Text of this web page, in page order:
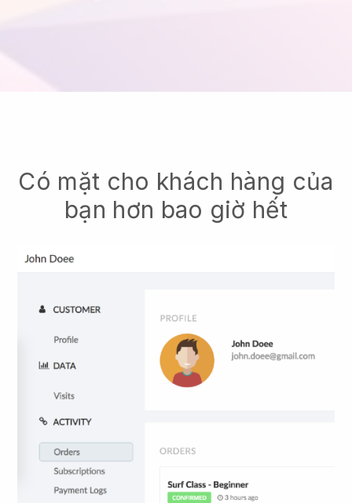
Có mặt cho khách hàng của
bạn hơn bao giờ hết